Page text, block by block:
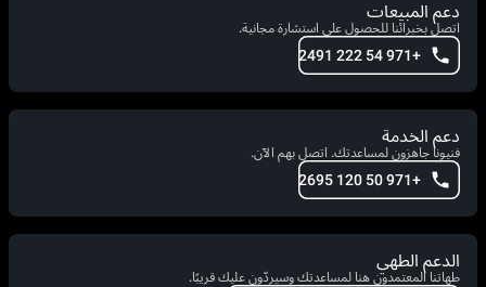
دعم المبيعات
اتصل بخبرائنا للحصول على استشارة مجانية.
+971 54 222 2491
دعم الخدمة
فنيونا جاهزون لمساعدتك. اتصل بهم الآن.
+971 50 120 2695
الدعم الطهي
طهاتنا المعتمدون هنا لمساعدتك وسيردّون عليك قريبًا.